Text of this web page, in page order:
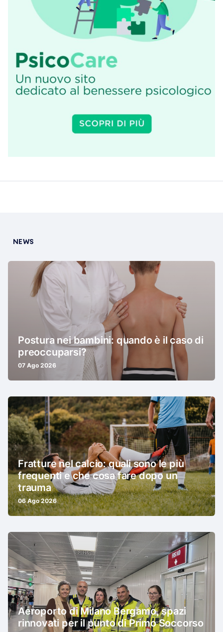
NEWS
Postura nei bambini: quando è il caso di
preoccuparsi?
07 Ago 2026
Fratture nel calcio: quali sono le più
frequenti e che cosa fare dopo un
trauma
06 Ago 2026
Aeroporto di Milano Bergamo, spazi
rinnovati per il punto di Primo Soccorso